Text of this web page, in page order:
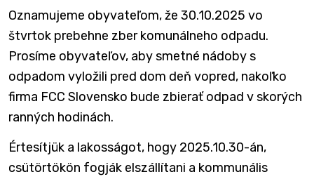
Oznamujeme obyvateľom, že 30.10.2025 vo
štvrtok prebehne zber komunálneho odpadu.
Prosíme obyvateľov, aby smetné nádoby s
odpadom vyložili pred dom deň vopred, nakoľko
firma FCC Slovensko bude zbierať odpad v skorých
ranných hodinách.
Értesítjük a lakosságot, hogy 2025.10.30-án,
csütörtökön fogják elszállítani a kommunális